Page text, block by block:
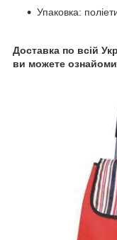
Упаковка:
Доставка по всій
ви можете